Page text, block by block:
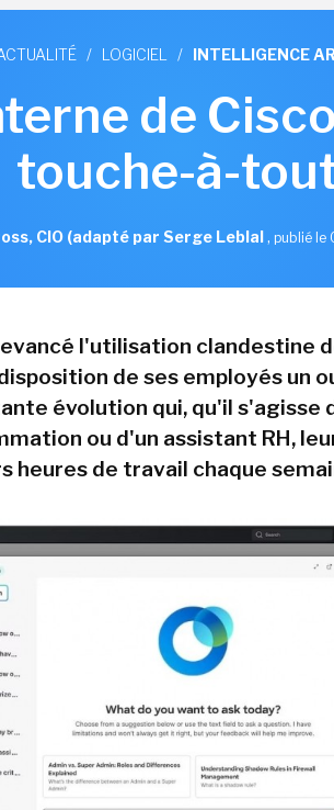
/ LOGICIEL / INTELLIGENCE
de
touche-à-
CIO (adapté par Serge Leblal, publié le
l'utilisation clandestine
de ses employés un
évolution qui, qu'il s'agisse
ou d'un assistant RH,
heures de travail chaque